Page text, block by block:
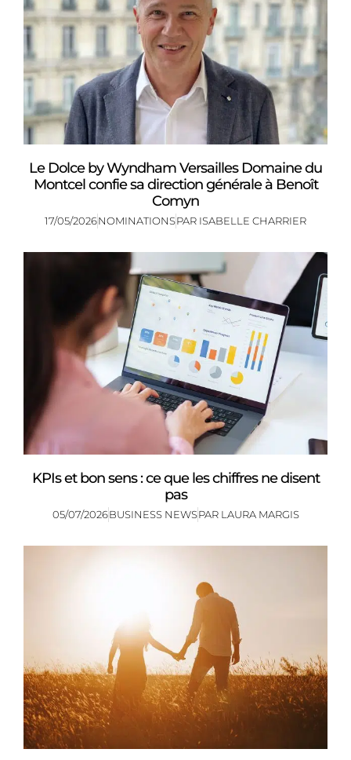
Le Dolce by Wyndham Versailles Domaine du
Montcel confie sa direction générale à Benoît
Comyn
17/05/2026NOMINATIONSPAR ISABELLE CHARRIER
KPIs et bon sens : ce que les chiffres ne disent
pas
05/07/2026BUSINESS NEWSPAR LAURA MARGIS